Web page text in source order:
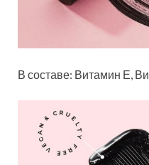
В составе: Витамин Е,